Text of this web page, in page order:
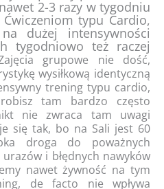
2-3 razy w tygodniu
typu Cardio,
dużej intensywności
tygodniowo też raczej
grupowe nie dość,
wysiłkową identyczną
trening typu cardio,
tam bardzo często
nie zwraca tam uwagi
się tak, bo na Sali jest 60
droga do poważnych
i błędnych nawyków
nawet żywność na tym
de facto nie wpływa